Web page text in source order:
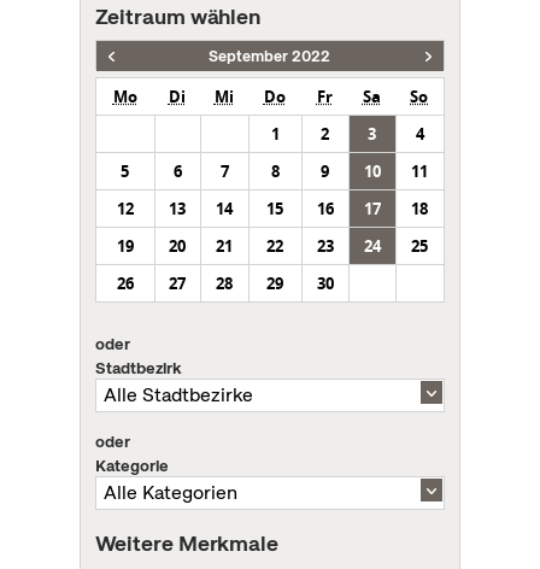
Zeitraum wählen
September 2022
Mo Di Mi Do Fr Sa
So
1
2 3
4
5
6 7 8 9 10
11
12
13 14 15 16 17
18
19
20 21 22 23 24
25
26
27 28 29 30
oder
Stadtbezirk
oder
Kategorie
Weitere Merkmale